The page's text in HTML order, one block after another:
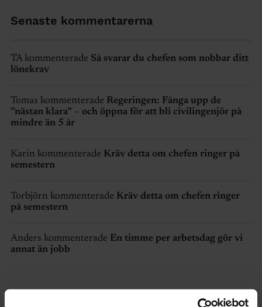
Senaste kommentarerna
TA kommenterade Så svarar du chefen som nobbar ditt
lönekrav
Tomas kommenterade Regeringen: Fånga upp de
”nästan klara” – och öppna för att bli civilingenjör på
mindre än 5 år
Karin kommenterade Kräv detta om chefen ringer på
semestern
Torbjörn kommenterade Kräv detta om chefen ringer
på semestern
Anders kommenterade En timme per arbetsdag gör vi
annat än jobb